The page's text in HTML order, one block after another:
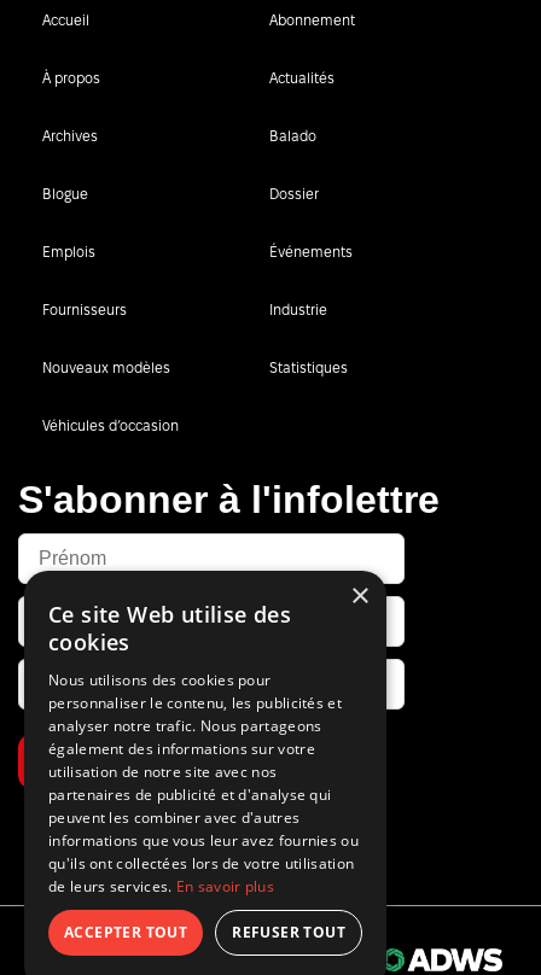
Accueil Abonnement
À propos Actualités
Archives Balado
Blogue Dossier
Emplois Événements
Fournisseurs Industrie
Nouveaux modèles Statistiques
Véhicules d’occasion
S'abonner à l'infolettre
S’abonner
© 2026 Tous droits réservés Propulsé par
×
Ce site Web utilise des
cookies
Nous utilisons des cookies pour
personnaliser le contenu, les publicités et
analyser notre trafic. Nous partageons
également des informations sur votre
utilisation de notre site avec nos
partenaires de publicité et d'analyse qui
peuvent les combiner avec d'autres
informations que vous leur avez fournies ou
qu'ils ont collectées lors de votre utilisation
de leurs services. En savoir plus
ACCEPTER TOUT REFUSER TOUT